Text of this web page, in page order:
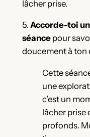
lâcher prise.
5. Accorde-toi
séancepour
doucement à ton
Cette
une
c’est un
lâcher prise
profonds.